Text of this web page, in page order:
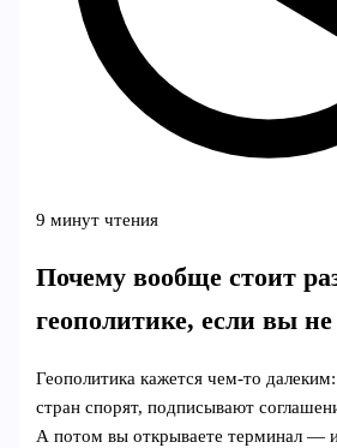
9 минут чтения
Почему вообще стоит
геополитике, если вы
Геополитика кажется чем‑то
стран спорят, подписывают
А потом вы открываете терминал — и